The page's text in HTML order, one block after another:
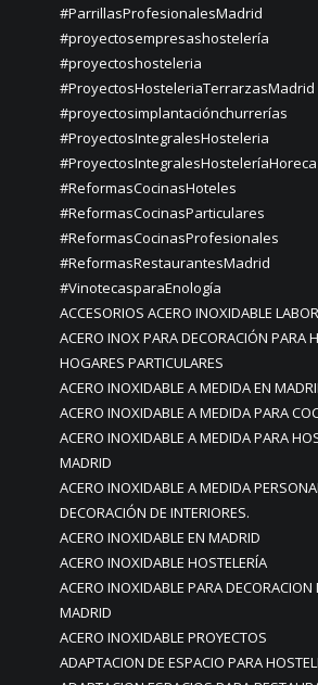
#ParrillasProfesionalesMadrid
#proyectosempresashostelería
#proyectoshosteleria
#ProyectosHosteleriaTerrarzasMadrid
#proyectosimplantaciónchurrerías
#ProyectosIntegralesHosteleria
#ProyectosIntegralesHosteleríaHoreca
#ReformasCocinasHoteles
#ReformasCocinasParticulares
#ReformasCocinasProfesionales
#ReformasRestaurantesMadrid
#VinotecasparaEnología
ACCESORIOS ACERO INOXIDABLE
ACERO INOX PARA DECORACIÓN PARA
HOGARES PARTICULARES
ACERO INOXIDABLE A MEDIDA EN
ACERO INOXIDABLE A MEDIDA PARA
ACERO INOXIDABLE A MEDIDA PARA
MADRID
ACERO INOXIDABLE A MEDIDA
DECORACIÓN DE INTERIORES.
ACERO INOXIDABLE EN MADRID
ACERO INOXIDABLE HOSTELERÍA
ACERO INOXIDABLE PARA DECORACION
MADRID
ACERO INOXIDABLE PROYECTOS
ADAPTACION DE ESPACIO PARA